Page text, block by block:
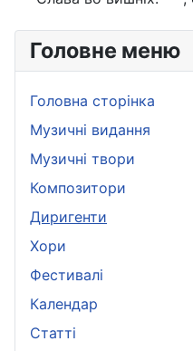
Головне меню
Головна сторінка
Музичні видання
Музичні твори
Композитори
Диригенти
Хори
Фестивалі
Календар
Статті